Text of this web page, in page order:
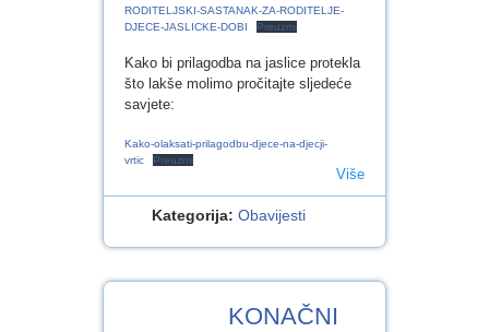
RODITELJSKI-SASTANAK-ZA-RODITELJE-
DJECE-JASLICKE-DOBI
Preuzmi
Kako bi prilagodba na jaslice protekla
što lakše molimo pročitajte sljedeće
savjete:
Kako-olaksati-prilagodbu-djece-na-djecji-
vrtic
Preuzmi
Više
Kategorija: Obavijesti
KONAČNI